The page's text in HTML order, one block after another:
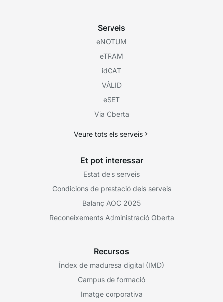
Serveis
eNOTUM
eTRAM
idCAT
VÀLID
eSET
Via Oberta
Veure tots els serveis
Et pot interessar
Estat dels serveis
Condicions de prestació dels serveis
Balanç AOC 2025
Reconeixements Administració Oberta
Recursos
Índex de maduresa digital (IMD)
Campus de formació
Imatge corporativa